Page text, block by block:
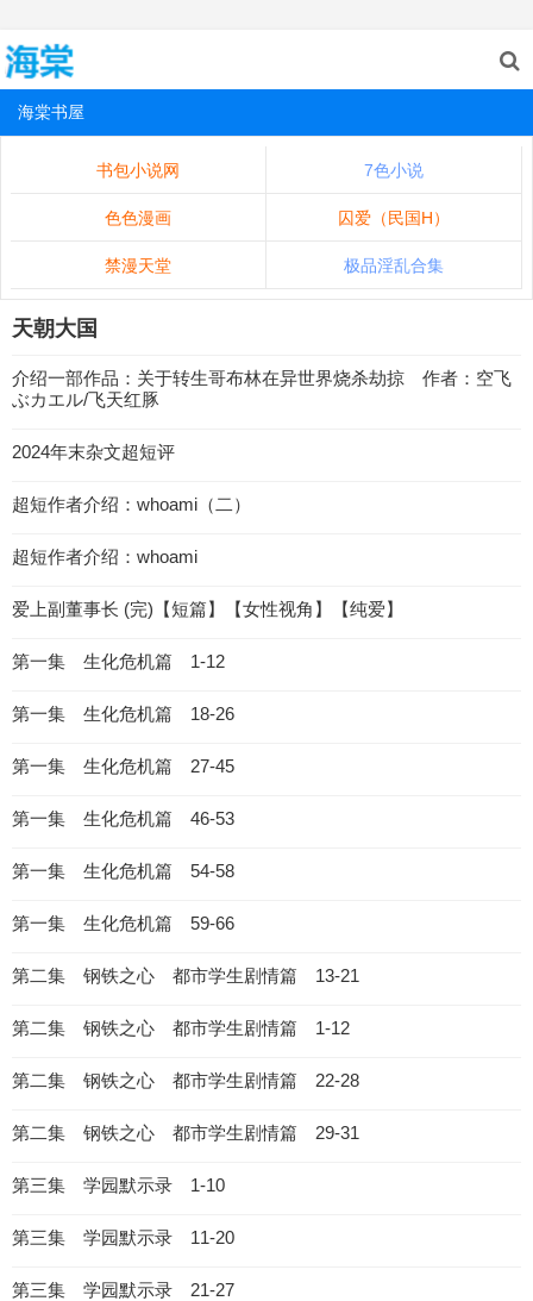
海棠书屋
书包小说网 7色小说
色色漫画 囚爱（民国H）
禁漫天堂 极品淫乱合集
天朝大国
介绍一部作品：关于转生哥布林在异世界烧杀劫掠 作者：空飞
ぶカエル/飞天红豚
2024年末杂文超短评
超短作者介绍：whoami（二）
超短作者介绍：whoami
爱上副董事长 (完)【短篇】【女性视角】【纯爱】
第一集 生化危机篇 1-12
第一集 生化危机篇 18-26
第一集 生化危机篇 27-45
第一集 生化危机篇 46-53
第一集 生化危机篇 54-58
第一集 生化危机篇 59-66
第二集 钢铁之心 都市学生剧情篇 13-21
第二集 钢铁之心 都市学生剧情篇 1-12
第二集 钢铁之心 都市学生剧情篇 22-28
第二集 钢铁之心 都市学生剧情篇 29-31
第三集 学园默示录 1-10
第三集 学园默示录 11-20
第三集 学园默示录 21-27